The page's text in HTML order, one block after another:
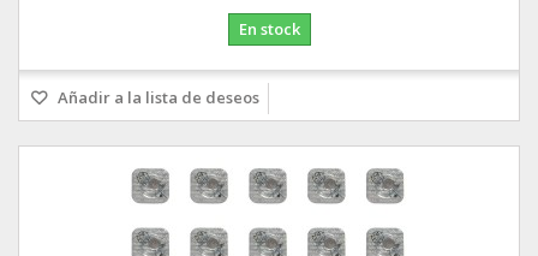
En stock
Añadir a la lista de deseos